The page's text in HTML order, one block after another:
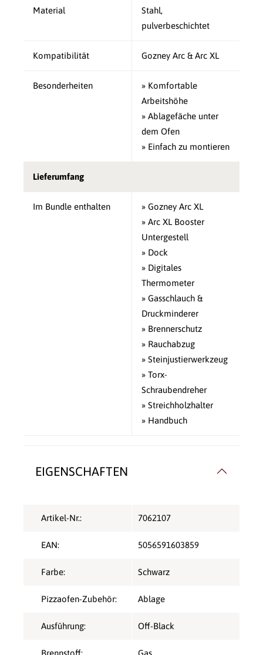
Material
Stahl,
pulverbeschichtet
Kompatibilität Gozney Arc & Arc XL
Besonderheiten
» Komfortable
Arbeitshöhe
» Ablagefäche unter
dem Ofen
» Einfach zu montieren
Lieferumfang
Im Bundle enthalten
» Gozney Arc XL
» Arc XL Booster
Untergestell
» Dock
» Digitales
Thermometer
» Gasschlauch &
Druckminderer
» Brennerschutz
» Rauchabzug
» Steinjustierwerkzeug
» Torx-
Schraubendreher
» Streichholzhalter
» Handbuch
EIGENSCHAFTEN
Artikel-Nr.: 7062107
EAN: 5056591603859
Farbe: Schwarz
Pizzaofen-Zubehör: Ablage
Ausführung: Off-Black
Brennstoff: Gas